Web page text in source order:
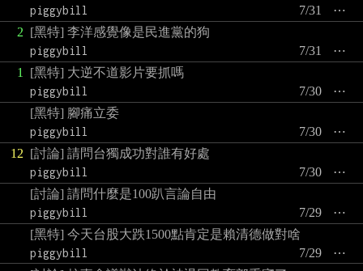
piggybill
⋯
7/31
2 [黑特] 李洋感覺像是民進黨的狗
piggybill
⋯
7/31
1
[黑特] 大逆不道影片要抓嗎
piggybill
⋯
7/30
[黑特] 腳痛立委
piggybill
⋯
7/30
12 [討論] 請問台獨成功對誰有好處
piggybill
⋯
7/30
[討論] 請問什麼是100趴言論自由
piggybill
⋯
7/29
[黑特] 今天台股大跌1500點肯定是賴清德做對啥
piggybill
⋯
7/29